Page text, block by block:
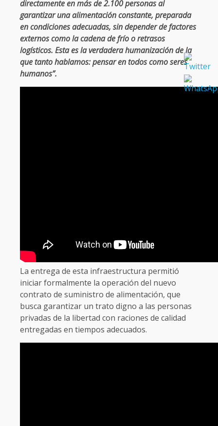
directamente en más de 2.100 personas al
garantizar una alimentación constante, preparada
en condiciones adecuadas, sin depender de factores
externos como la cadena de frío o retrasos
logísticos. Esta es la verdadera humanización de la
que tanto hablamos: pensar en todos como seres
humanos”.
La entrega de esta infraestructura permitió
iniciar formalmente la operación del nuevo
contrato de suministro de alimentación, que
busca garantizar un trato digno a las personas
privadas de la libertad con raciones de calidad
entregadas en tiempos adecuados.